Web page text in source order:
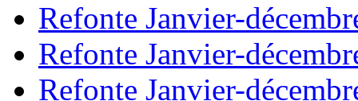
Refonte Janvier-
Refonte Janvier-
Refonte Janvier-